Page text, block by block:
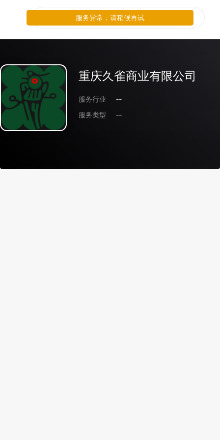
重庆久雀商业有限公司
服务行业
--
服务类型
--
服务异常，请稍候再试